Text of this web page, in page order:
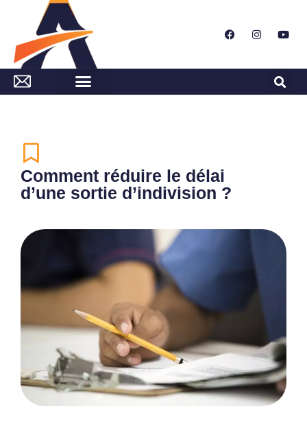
Comment réduire le délai
d’une sortie d’indivision ?